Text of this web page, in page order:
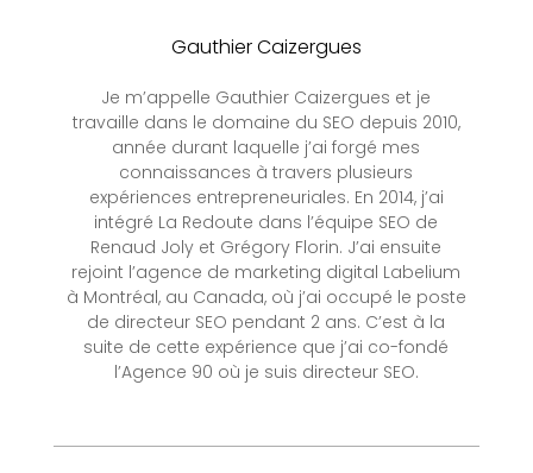
Gauthier Caizergues
Je m’appelle Gauthier Caizergues et je
travaille dans le domaine du SEO depuis 2010,
année durant laquelle j’ai forgé mes
connaissances à travers plusieurs
expériences entrepreneuriales. En 2014, j’ai
intégré La Redoute dans l’équipe SEO de
Renaud Joly et Grégory Florin. J’ai ensuite
rejoint l’agence de marketing digital Labelium
à Montréal, au Canada, où j’ai occupé le poste
de directeur SEO pendant 2 ans. C’est à la
suite de cette expérience que j’ai co-fondé
l’Agence 90 où je suis directeur SEO.